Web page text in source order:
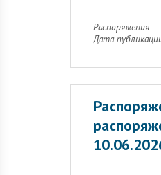
Распоряжения
Дата